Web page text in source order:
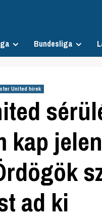
Bundesliga
United hírek
kap
ad ki